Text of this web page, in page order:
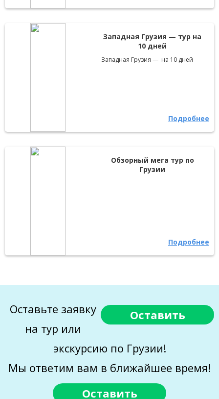
Западная Грузия — тур на
10 дней
Западная Грузия — на 10 дней
Подробнее
Обзорный мега тур по
Грузии
Подробнее
Оставить
Оставьте заявку
на тур или
экскурсию по Грузии!
Мы ответим вам в ближайшее время!
Оставить